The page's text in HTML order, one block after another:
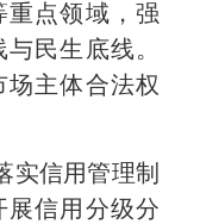
重点领域，强
民生底线。
主体合法权
实信用管理制
展信用分级分